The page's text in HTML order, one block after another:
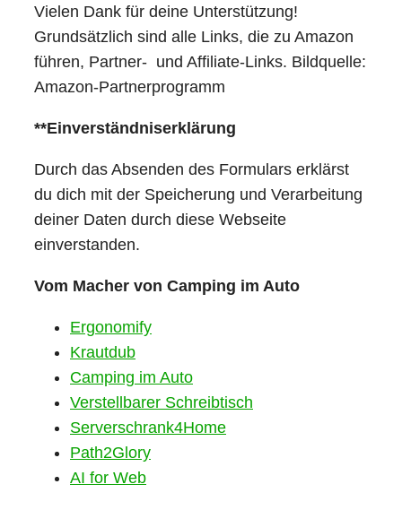
Vielen Dank für deine Unterstützung!
Grundsätzlich sind alle Links, die zu Amazon
führen, Partner- und Affiliate-Links. Bildquelle:
Amazon-Partnerprogramm
**Einverständniserklärung
Durch das Absenden des Formulars erklärst
du dich mit der Speicherung und Verarbeitung
deiner Daten durch diese Webseite
einverstanden.
Vom Macher von Camping im Auto
Ergonomify
Krautdub
Camping im Auto
Verstellbarer Schreibtisch
Serverschrank4Home
Path2Glory
AI for Web